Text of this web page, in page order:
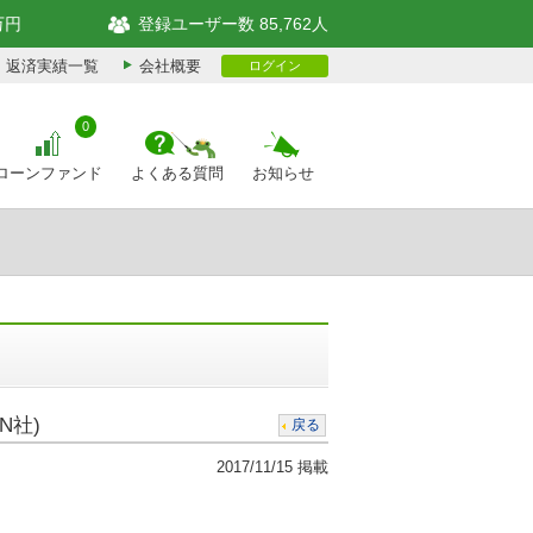
円 登録ユーザー数 85,762人
返済実績一覧 会社概要 ログイン
ーンファンド
0
よくある質問 お知らせ
社) 戻る
2017/11/15 掲載